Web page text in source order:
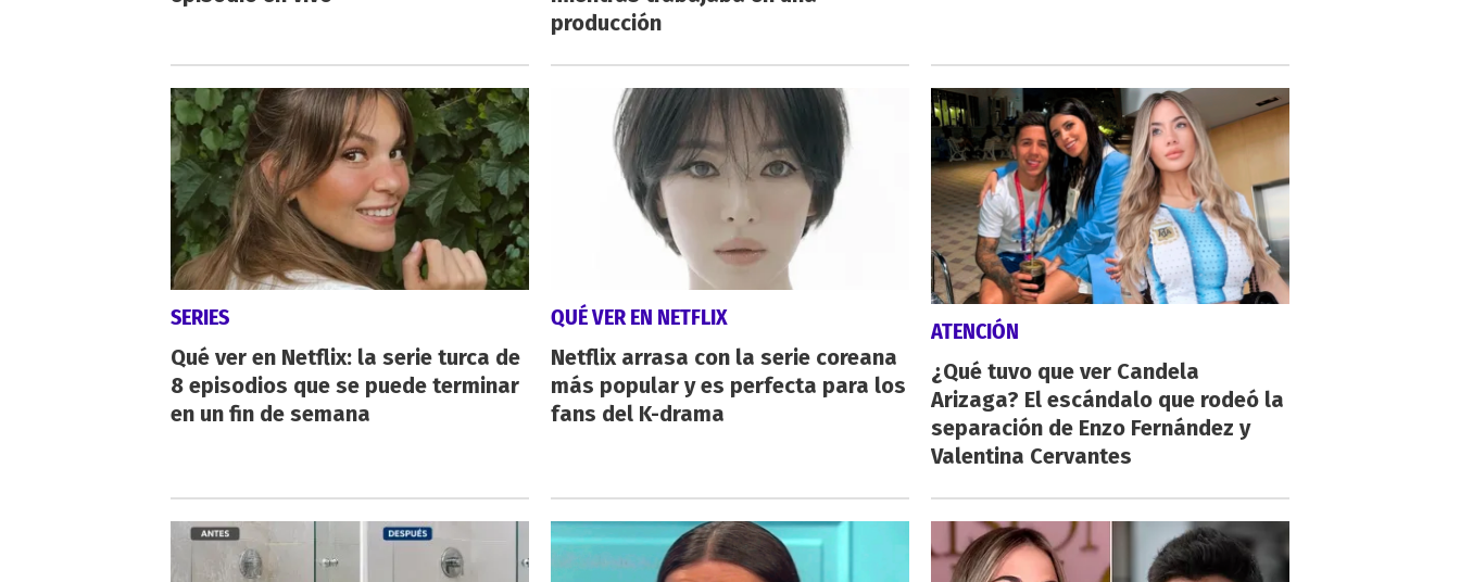
producción
SERIES
Qué ver en Netflix: la serie turca de
8 episodios que se puede terminar
en un fin de semana
QUÉ VER EN NETFLIX
Netflix arrasa con la serie coreana
más popular y es perfecta para los
fans del K-drama
ATENCIÓN
¿Qué tuvo que ver Candela
Arizaga? El escándalo que rodeó la
separación de Enzo Fernández y
Valentina Cervantes